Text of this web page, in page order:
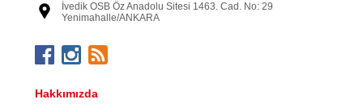
İvedik OSB Öz Anadolu Sitesi 1463. Cad. No: 29
Yenimahalle/ANKARA
Hakkımızda